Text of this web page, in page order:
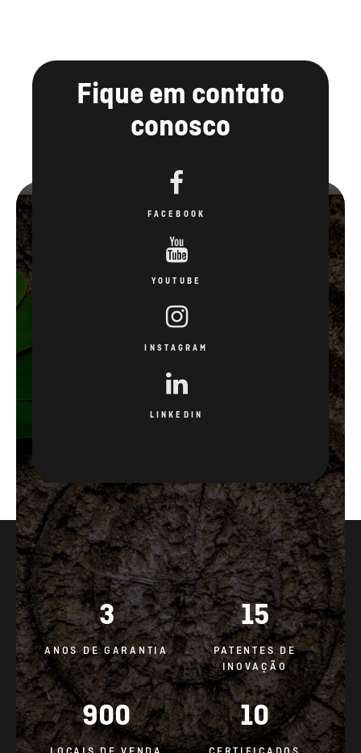
Fique em contato
conosco
FACEBOOK
YOUTUBE
INSTAGRAM
LINKEDIN
3
ANOS DE GARANTIA
15
PATENTES DE
INOVAÇÃO
900 10